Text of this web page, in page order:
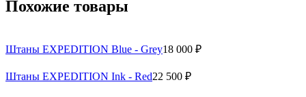
Похожие товары
Штаны EXPEDITION Blue - Grey18 000 ₽
Штаны EXPEDITION Ink - Red22 500 ₽